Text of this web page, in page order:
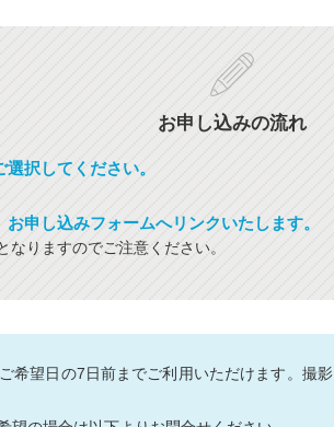
お申し込みの流れ
択してください。
お申し込みフォームへリンクいたします。
なりますのでご注意ください。
希望日の7日前までご利用いただけます。撮